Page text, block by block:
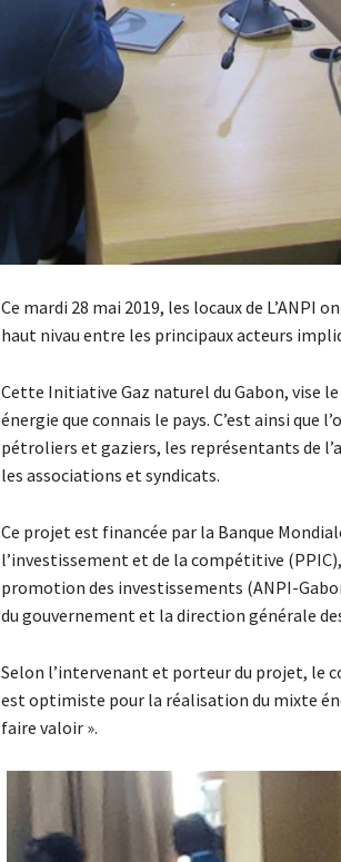
Ce mardi 28 mai 2019, les locaux de L’ANPI
haut nivau entre les principaux acteurs
Cette Initiative Gaz naturel du Gabon, vise
énergie que connais le pays. C’est ainsi que
pétroliers et gaziers, les représentants de
les associations et syndicats.
Ce projet est financée par la Banque
l’investissement et de la compétitive
promotion des investissements (ANPI-
du gouvernement et la direction générale
Selon l’intervenant et porteur du projet, le
est optimiste pour la réalisation du mixte
faire valoir ».